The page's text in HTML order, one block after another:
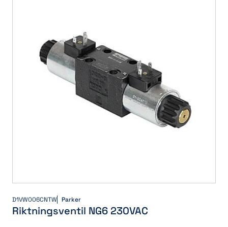
D1VW006CNTW Parker
Riktningsventil NG6 230VAC